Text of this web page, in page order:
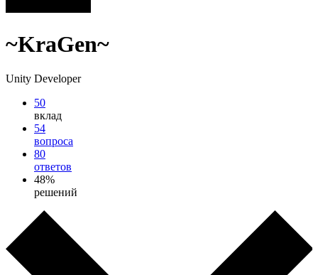
~KraGen~
Unity Developer
50
вклад
54
вопроса
80
ответов
48%
решений